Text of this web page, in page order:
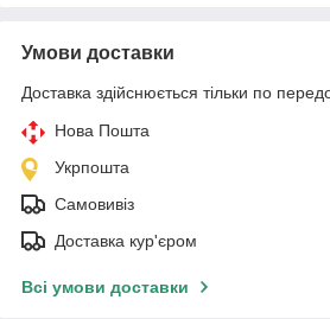
Умови доставки
Доставка здійснюється тільки по
Нова Пошта
Укрпошта
Самовивіз
Доставка кур'єром
Всі умови доставки